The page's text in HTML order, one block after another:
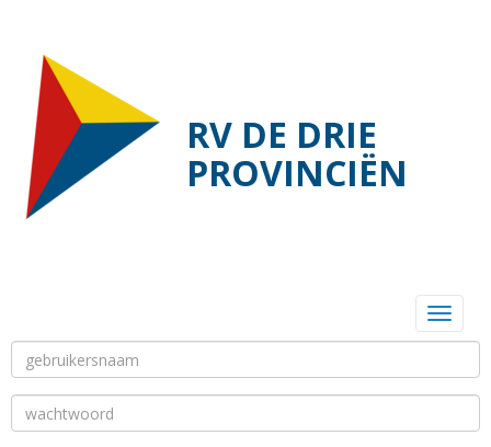
RV DE DRIE
PROVINCIËN